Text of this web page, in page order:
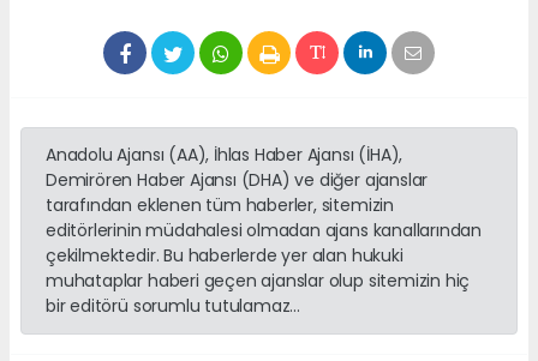
Anadolu Ajansı (AA), İhlas Haber Ajansı (İHA),
Demirören Haber Ajansı (DHA) ve diğer ajanslar
tarafından eklenen tüm haberler, sitemizin
editörlerinin müdahalesi olmadan ajans kanallarından
çekilmektedir. Bu haberlerde yer alan hukuki
muhataplar haberi geçen ajanslar olup sitemizin hiç
bir editörü sorumlu tutulamaz...